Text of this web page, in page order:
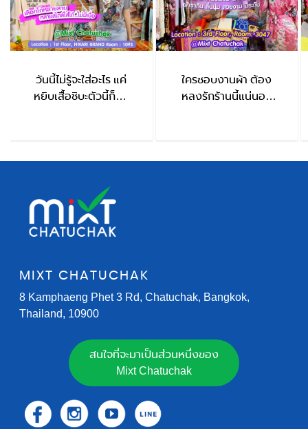
วันนี้ไม่รู้จะใส่อะไร แค่
หยิบเสื้อชิบะตัวนี้ก็จบ
ใครชอบงานผ้า ต้อง
หลงรักร้านนี้แน่นอน
MIXT CHATUCHAK
8 Kamphaeng Phet 3 Rd, Chatuchak, Bangkok,
Thailand, 10900
สนใจที่จะมาเป็นส่วนหนึ่งของ
Mixt Chatuchak